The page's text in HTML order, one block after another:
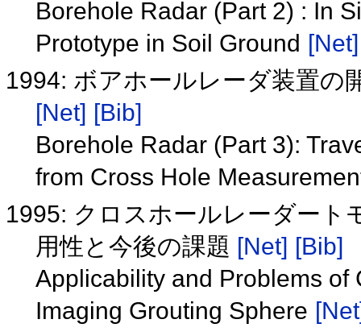
Borehole Radar (Part 2) : In
Prototype in Soil Ground [Net]
1994: ボアホールレーダ装置の
[Net] [Bib]
Borehole Radar (Part 3):
from Cross Hole
1995: クロスホールレーダート
用性と今後の課題 [Net] [Bib]
Applicability and Problems of
Imaging Grouting Sphere